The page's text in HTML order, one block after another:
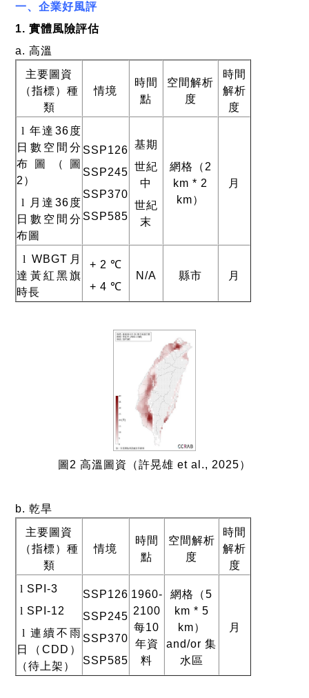
一、企業好風評
1.實體風險評估
a.高溫
主要圖資
（指標）種
類
情境
時間
點
空間解析
度
時間
解析
度
l 年達 36 度
日數空間分
布圖（圖
2 ）
l
月達 36 度
日數空間分
布圖
SSP126
SSP245
SSP370
SSP585
基期
世紀
中
世紀
末
網格（ 2
km * 2
km）
月
l WBGT 月
達黃紅黑旗
時長
+ 2 ℃
+ 4 ℃
N/A 縣市 月
圖 2 高溫圖資 （許晃雄 et al., 2025）
b.乾旱
主要圖資
（指標）種
類
情境
時間
點
空間解析
度
時間
解析
度
l SPI-3
l SPI-12
l 連續不雨
日（CDD ）
（待上架）
SSP126
SSP245
SSP370
SSP585
1960-
2100
每10
年資
料
網格（5
km * 5
km）
and/or集
水區
月